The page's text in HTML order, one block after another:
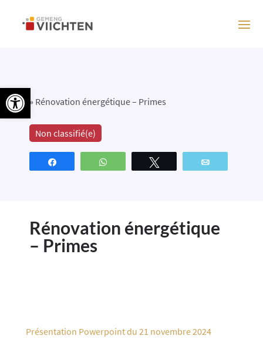
» Rénovation énergétique – Primes
Non classifié(e)
WhatsApp
Rénovation énergétique
– Primes
Présentation Powerpoint du 21 novembre 2024
Ouvrir la barre d’outils